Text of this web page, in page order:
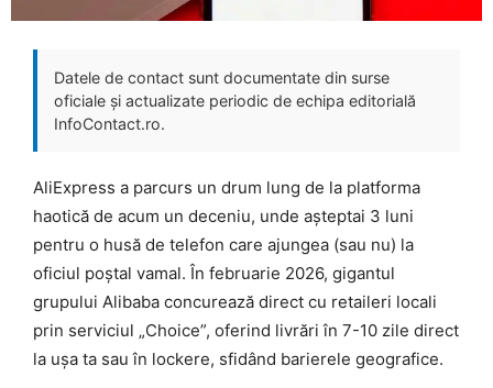
Datele de contact sunt documentate din surse
oficiale și actualizate periodic de echipa editorială
InfoContact.ro.
AliExpress a parcurs un drum lung de la platforma
haotică de acum un deceniu, unde așteptai 3 luni
pentru o husă de telefon care ajungea (sau nu) la
oficiul poștal vamal. În februarie 2026, gigantul
grupului Alibaba concurează direct cu retaileri locali
prin serviciul „Choice”, oferind livrări în 7-10 zile direct
la ușa ta sau în lockere, sfidând barierele geografice.